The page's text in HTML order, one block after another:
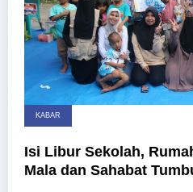
KABAR
Isi Libur Sekolah,
Mala dan Sahabat